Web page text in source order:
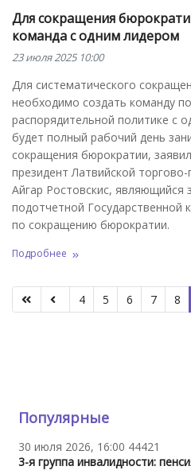
Для сокращения
команда с одним лидером
23 июля 2025 10:00
Для систематического
необходимо создать команду
распорядительной политике с
будет полный рабочий день
сокращения бюрократии,
президент Латвийской
Айгар Ростовскис, являющийся
подотчетной Государственной
по сокращению бюрократии.
Подробнее
4 5 6 7 8
Популярные
30 июля 2026, 16:00 44421
3-я группа инвалидности: